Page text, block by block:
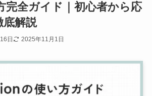
完全ガイド｜初心者から応
底解説
日 2025年11月1日